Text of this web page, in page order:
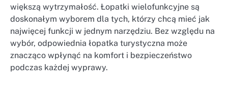
większą wytrzymałość. Łopatki wielofunkcyjne są
doskonałym wyborem dla tych, którzy chcą mieć jak
najwięcej funkcji w jednym narzędziu. Bez względu na
wybór, odpowiednia łopatka turystyczna może
znacząco wpłynąć na komfort i bezpieczeństwo
podczas każdej wyprawy.